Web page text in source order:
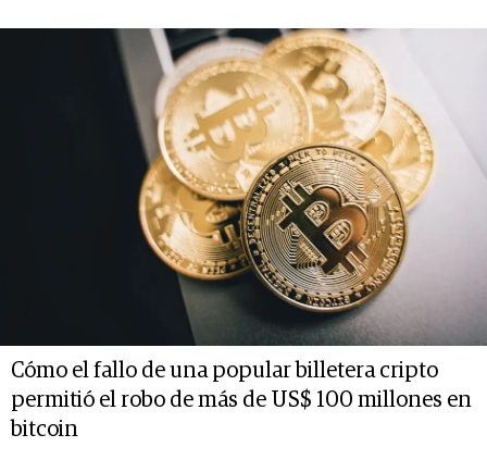
Cómo el fallo de una popular billetera cripto
permitió el robo de más de US$ 100 millones en
bitcoin